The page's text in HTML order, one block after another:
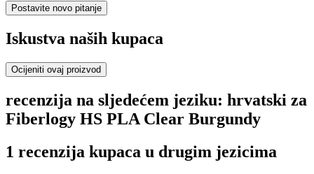
Postavite novo pitanje
Iskustva naših kupaca
Ocijeniti ovaj proizvod
recenzija na sljedećem jeziku: hrvatski za
Fiberlogy HS PLA Clear Burgundy
1 recenzija kupaca u drugim jezicima